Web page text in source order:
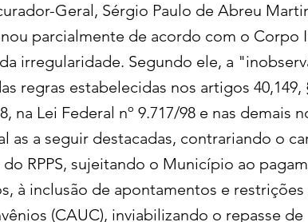
Geral, Sérgio Paulo de Abreu
parcialmente de acordo com o Corpo
irregularidade. Segundo ele, a
regras estabelecidas nos artigos 40,149,
na Lei Federal nº 9.717/98 e nas demais
as a seguir destacadas, contrariando o
RPPS, sujeitando o Município ao
à inclusão de apontamentos e restrições
(CAUC), inviabilizando o repasse de